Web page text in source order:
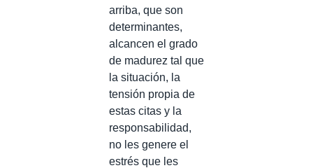
arriba, que son
determinantes,
alcancen el grado
de madurez tal que
la situación, la
tensión propia de
estas citas y la
responsabilidad,
no les genere el
estrés que les